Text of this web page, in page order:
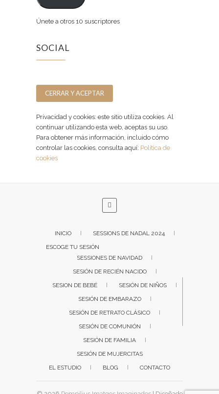
Únete a otros 10 suscriptores
SOCIAL
Privacidad y cookies: este sitio utiliza cookies. Al
continuar utilizando esta web, aceptas su uso.
Para obtener más información, incluido cómo
controlar las cookies, consulta aquí: Política de
cookies
INICIO
SESSIONS DE NADAL 2024
ESCOGE TU SESIÓN
SESSIONES DE NAVIDAD
SESIÓN DE RECIÉN NACIDO
SESION DE BEBÉ
SESIÓN DE NIÑOS
SESIÓN DE EMBARAZO
SESIÓN DE RETRATO CLÁSICO
SESIÓN DE COMUNIÓN
SESIÓN DE FAMILIA
SESIÓN DE MUJERCITAS
EL ESTUDIO
BLOG CONTACTO